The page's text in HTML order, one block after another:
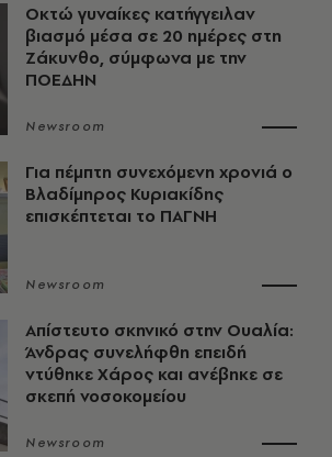
Οκτώ γυναίκες κατήγγειλαν
βιασμό μέσα σε 20 ημέρες στη
Ζάκυνθο, σύμφωνα με την
ΠΟΕΔΗΝ
Newsroom
Για πέμπτη συνεχόμενη χρονιά ο
Βλαδίμηρος Κυριακίδης
επισκέπτεται το ΠΑΓΝΗ
Newsroom
Απίστευτο σκηνικό στην Ουαλία:
Άνδρας συνελήφθη επειδή
ντύθηκε Χάρος και ανέβηκε σε
σκεπή νοσοκομείου
Newsroom